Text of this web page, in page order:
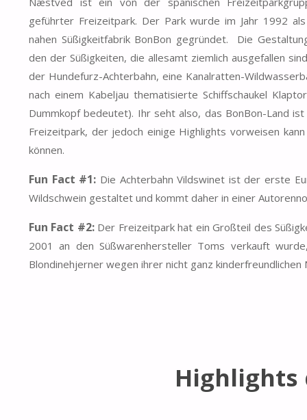
geführter Freizeitpark. Der Park wurde im Jahr 1992
nahen Süßigkeitfabrik BonBon gegründet. Die
den der Süßigkeiten, die allesamt ziemlich ausgefallen
der Hundefurz-Achterbahn, eine Kanalratten-
nach einem Kabeljau thematisierte Schiffschaukel
Dummkopf bedeutet). Ihr seht also, das BonBon-Land
Freizeitpark, der jedoch einige Highlights vorweisen
können.
Fun Fact #1: Die Achterbahn Vildswinet ist der erste
Wildschwein gestaltet und kommt daher in einer
Fun Fact #2:Der Freizeitpark hat ein Großteil des
2001 an den Süßwarenhersteller Toms verkauft
Blondinehjerner wegen ihrer nicht ganz kinderfreundlichen
Highlights